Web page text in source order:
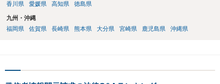
香川県
愛媛県 高知県 徳島県
九州・沖縄
福岡県
佐賀県 長崎県 熊本県 大分県 宮崎県 鹿児島県 沖縄県